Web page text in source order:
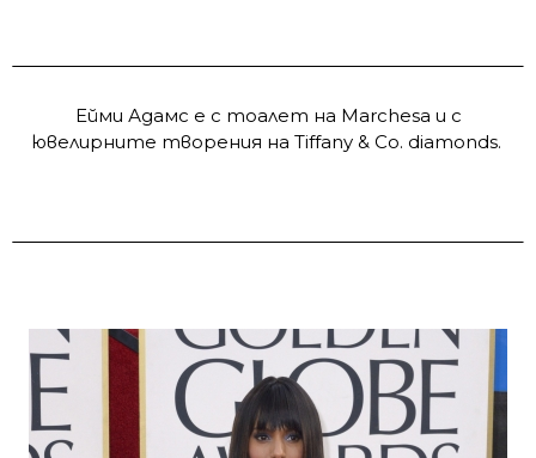
Ейми Адамс е с тоалет на Marchesa и с
ювелирните творения на Tiffany & Co. diamonds.